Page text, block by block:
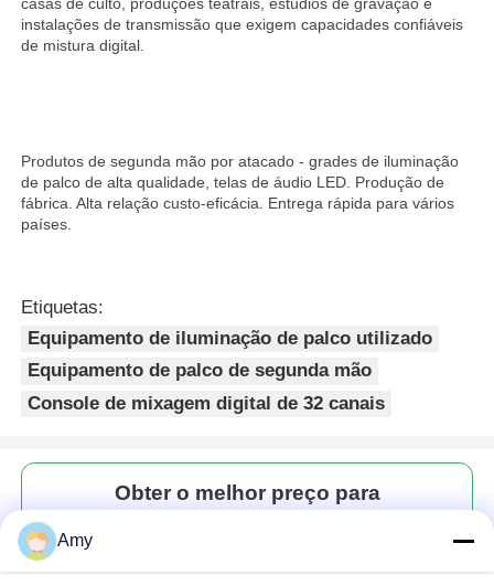
Produtos
Vídeos
instalações de transmissão que exigem capacidades confiáveis
de mistura digital.
Produtos de segunda mão por atacado - grades de iluminação
de palco de alta qualidade, telas de áudio LED. Produção de
fábrica. Alta relação custo-eficácia. Entrega rápida para vários
países.
Etiquetas:
Equipamento de iluminação de palco utilizado
Equipamento de palco de segunda mão
Console de mixagem digital de 32 canais
Obter o melhor preço para
Amy